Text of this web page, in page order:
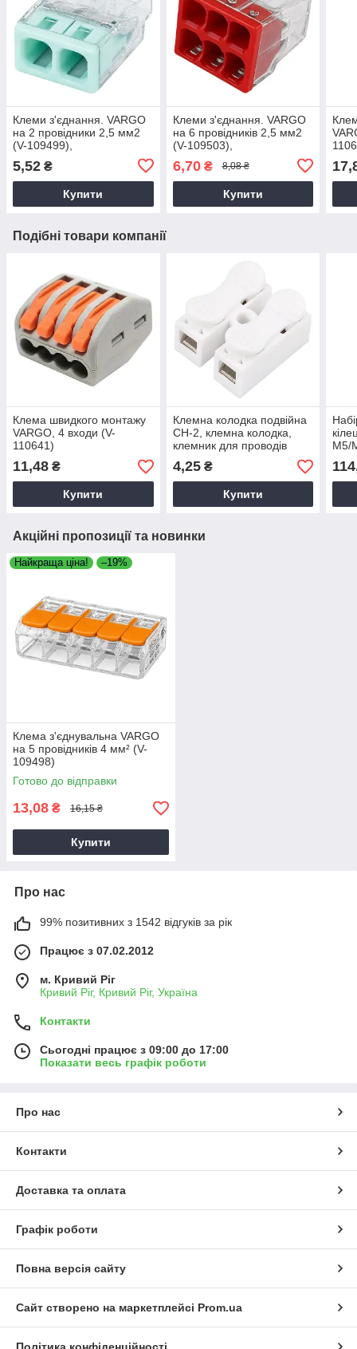
Клеми з'єднання. VARGO
на 2 провідники 2,5 мм2
(V-109499),
для електропроводки
5,52 ₴
Купити
Клеми з'єднання. VARGO
на 6 провідників 2,5 мм2
(V-109503),
для електропроводки
6,70₴ 8,08 ₴
Купити
Подібні товари компанії
Клема швидкого монтажу
VARGO, 4 входи (V-
110641)
11,48 ₴
Купити
Клемна колодка подвійна
CH-2, клемна колодка,
клемник для проводів
4,25₴
Купити
М5/
шт./
Акційні пропозиції та новинки
Найкраща ціна! –19%
Клема з'єднувальна VARGO
на 5 провідників 4 мм² (V-
109498)
Готово до відправки
13,08 ₴ 16,15 ₴
Купити
Про нас
99% позитивних з 1542 відгуків за рік
Працює з 07.02.2012
м. Кривий Ріг
Кривий Ріг, Кривий Ріг, Україна
Контакти
Сьогодні працює з 09:00 до 17:00
Показати весь графік роботи
Про нас
Контакти
Доставка та оплата
Графік роботи
Повна версія сайту
Сайт створено на маркетплейсі Prom.ua